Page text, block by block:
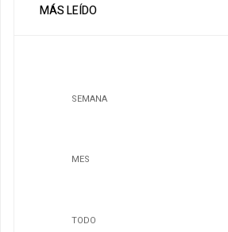
MÁS LEÍDO
SEMANA
MES
TODO